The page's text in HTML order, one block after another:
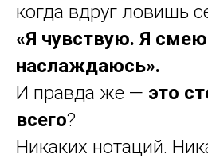
когда вдруг ловишь
«Я чувствую. Я
наслаждаюсь».
И правда же — это
всего?
Никаких нотаций.